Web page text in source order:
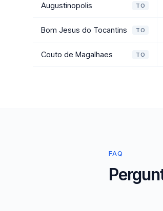
Augustinopolis TO
Bom Jesus do Tocantins TO
Couto de Magalhaes TO
FAQ